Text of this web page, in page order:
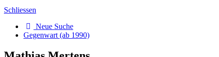
Schliessen
Neue Suche
Gegenwart (ab 1990)